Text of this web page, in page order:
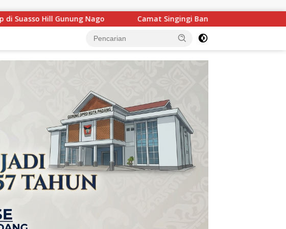
Camat Singingi Bantah Tudingan “Menikung” Perjuangan Anggota DPRD